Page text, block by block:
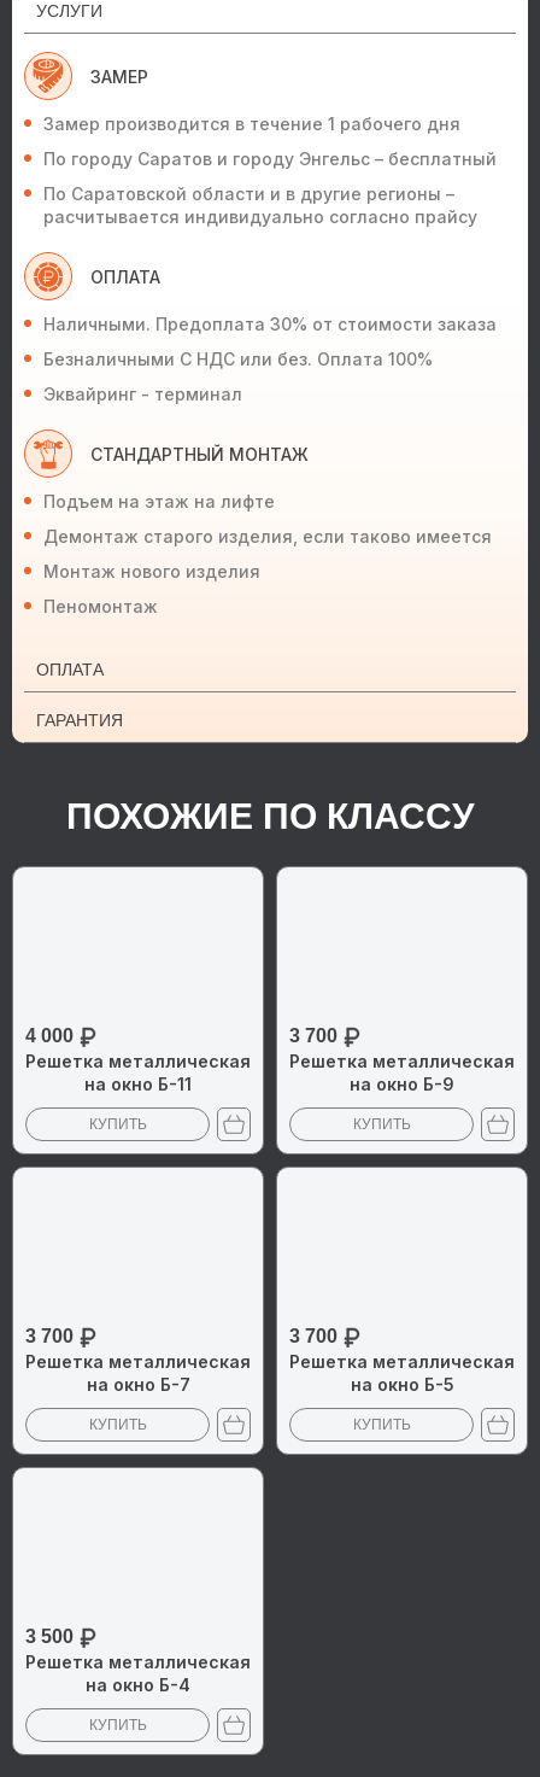
УСЛУГИ
ЗАМЕР
Замер производится в течение 1 рабочего дня
По городу Саратов и городу Энгельс – бесплатный
По Саратовской области и в другие регионы –
расчитывается индивидуально согласно прайсу
ОПЛАТА
Наличными. Предоплата 30% от стоимости заказа
Безналичными С НДС или без. Оплата 100%
Эквайринг - терминал
СТАНДАРТНЫЙ МОНТАЖ
Подъем на этаж на лифте
Демонтаж старого изделия, если таково имеется
Монтаж нового изделия
Пеномонтаж
ОПЛАТА
ГАРАНТИЯ
ПОХОЖИЕ ПО КЛАССУ
4 000
Решетка металлическая
на окно Б-11
КУПИТЬ
3 700
Решетка металлическая
на окно Б-9
КУПИТЬ
3 700
Решетка металлическая
на окно Б-7
КУПИТЬ
3 700
Решетка металлическая
на окно Б-5
КУПИТЬ
3 500
Решетка металлическая
на окно Б-4
КУПИТЬ